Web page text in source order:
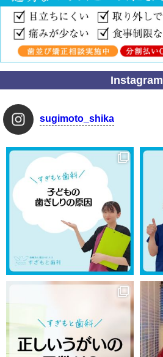
Instagram
sugimoto_shika